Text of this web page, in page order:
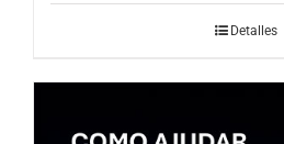
Detalles